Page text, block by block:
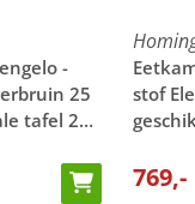
-
25
tafel 200
stof
769,-